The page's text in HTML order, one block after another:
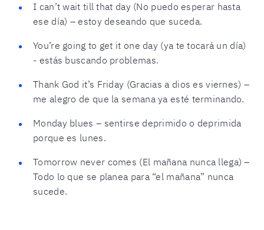
I can’t wait till that day (No puedo esperar hasta
ese día) – estoy deseando que suceda.
You’re going to get it one day (ya te tocará un día)
- estás buscando problemas.
Thank God it’s Friday (Gracias a dios es viernes) –
me alegro de que la semana ya esté terminando.
Monday blues – sentirse deprimido o deprimida
porque es lunes.
Tomorrow never comes (El mañana nunca llega) –
Todo lo que se planea para “el mañana” nunca
sucede.